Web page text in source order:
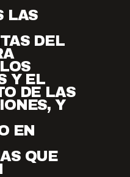
LAS
DEL
Y EL
DE LAS
Y
EN
QUE